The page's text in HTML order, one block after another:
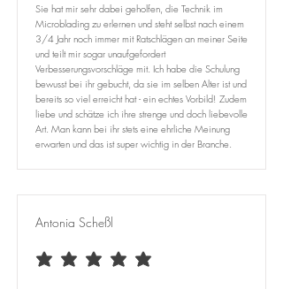
Sie hat mir sehr dabei geholfen, die Technik im
Microblading zu erlernen und steht selbst nach einem
3/4 Jahr noch immer mit Ratschlägen an meiner Seite
und teilt mir sogar unaufgefordert
Verbesserungsvorschläge mit. Ich habe die Schulung
bewusst bei ihr gebucht, da sie im selben Alter ist und
bereits so viel erreicht hat - ein echtes Vorbild! Zudem
liebe und schätze ich ihre strenge und doch liebevolle
Art. Man kann bei ihr stets eine ehrliche Meinung
erwarten und das ist super wichtig in der Branche.
Antonia Scheßl
durchschnittliches Rating ist 5 von 5